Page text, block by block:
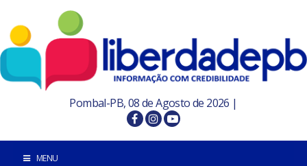
Pombal-PB, 08 de Agosto de 2026 |
MENU